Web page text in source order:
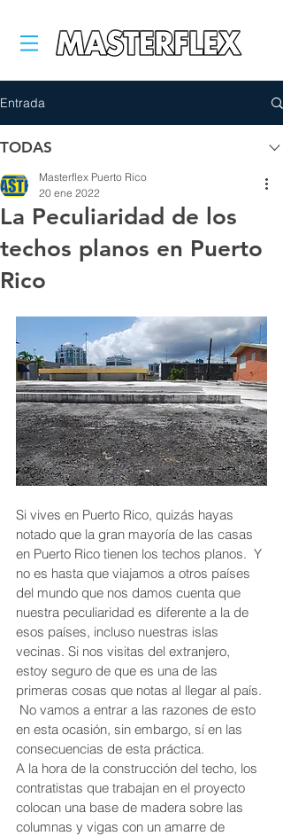
Entrada
TODAS
La Peculiaridad de los
techos planos en Puerto
Rico
Masterflex Puerto Rico
20 ene 2022
Si vives en Puerto Rico, quizás hayas
notado que la gran mayoría de las casas
en Puerto Rico tienen los techos planos.  Y
no es hasta que viajamos a otros países
del mundo que nos damos cuenta que
nuestra peculiaridad es diferente a la de
esos países, incluso nuestras islas
vecinas. Si nos visitas del extranjero,
estoy seguro de que es una de las
primeras cosas que notas al llegar al país.
No vamos a entrar a las razones de esto
en esta ocasión, sin embargo, sí en las
consecuencias de esta práctica.
A la hora de la construcción del techo, los
contratistas que trabajan en el proyecto
colocan una base de madera sobre las
columnas y vigas con un amarre de